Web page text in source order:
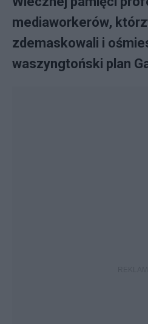
mediaworkerów,
zdemaskowali i
waszyngtoński plan